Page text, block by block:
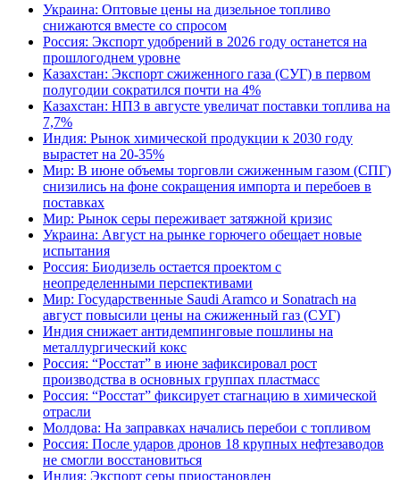
Украина: Оптовые цены на дизельное топливо
снижаются вместе со спросом
Россия: Экспорт удобрений в 2026 году останется на
прошлогоднем уровне
Казахстан: Экспорт сжиженного газа (СУГ) в первом
полугодии сократился почти на 4%
Казахстан: НПЗ в августе увеличат поставки топлива на
7,7%
Индия: Рынок химической продукции к 2030 году
вырастет на 20-35%
Мир: В июне объемы торговли сжиженным газом (СПГ)
снизились на фоне сокращения импорта и перебоев в
поставках
Мир: Рынок серы переживает затяжной кризис
Украина: Август на рынке горючего обещает новые
испытания
Россия: Биодизель остается проектом с
неопределенными перспективами
Мир: Государственные Saudi Aramco и Sonatrach на
август повысили цены на сжиженный газ (СУГ)
Индия снижает антидемпинговые пошлины на
металлургический кокс
Россия: “Росстат” в июне зафиксировал рост
производства в основных группах пластмасс
Россия: “Росстат” фиксирует стагнацию в химической
отрасли
Молдова: На заправках начались перебои с топливом
Россия: После ударов дронов 18 крупных нефтезаводов
не смогли восстановиться
Индия: Экспорт серы приостановлен